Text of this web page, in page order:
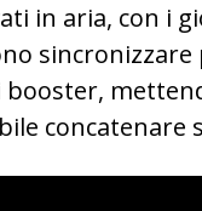
in aria, con i
concatenare